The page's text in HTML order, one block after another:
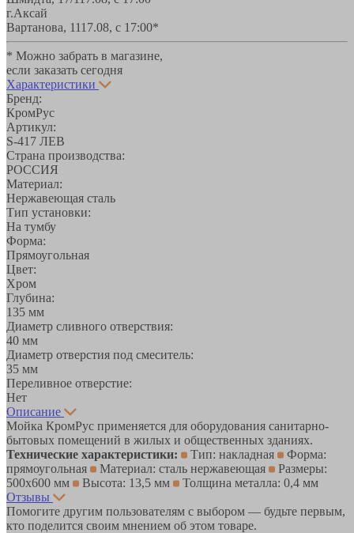
г.Аксай
Вартанова, 1117.08, с 17:00*
* Можно забрать в магазине,
если заказать сегодня
Характеристики
Бренд:
КромРус
Артикул:
S-417 ЛЕВ
Страна производства:
РОССИЯ
Материал:
Нержавеющая сталь
Тип установки:
На тумбу
Форма:
Прямоугольная
Цвет:
Хром
Глубина:
135 мм
Диаметр сливного отверствия:
40 мм
Диаметр отверстия под смеситель:
35 мм
Переливное отверстие:
Нет
Описание
Мойка КромРус применяется для оборудования санитарно-
бытовых помещений в жилых и общественных зданиях.
Технические характеристики:
Тип: накладная
Форма:
прямоугольная
Материал: сталь нержавеющая
Размеры:
500х600 мм
Высота: 13,5 мм
Толщина металла: 0,4 мм
Отзывы
Помогите другим пользователям с выбором — будьте первым,
кто поделится своим мнением об этом товаре.